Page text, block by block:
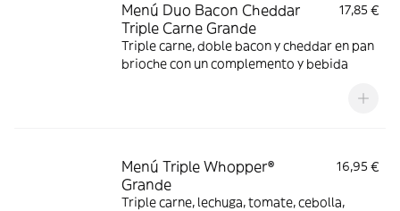
Menú Duo Bacon Cheddar
Triple Carne Grande
17,85 €
Triple carne, doble bacon y cheddar en pan
brioche con un complemento y bebida
Menú Triple Whopper®
Grande
16,95 €
Triple carne, lechuga, tomate, cebolla,